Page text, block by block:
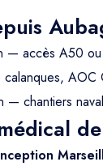
— accès A50 ou
AOC
— chantiers